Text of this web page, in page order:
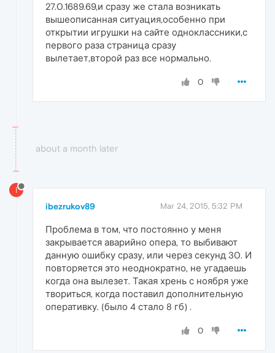
27.0.1689.69,и сразу же стала возникать
вышеописанная ситуация,особенно при
открытии игрушки на сайте одноклассники,с
первого раза страница сразу
вылетает,второй раз все нормально.
0
about a month later
I
ibezrukov89 Mar 24, 2015, 5:32 PM
Проблема в том, что постоянно у меня
закрывается аварийно опера, то выбивают
данную ошибку сразу, или через секунд 30. И
повторяется это неоднократно, не угадаешь
когда она вылезет. Такая хрень с ноября уже
твориться, когда поставил дополнительную
оперативку. (было 4 стало 8 гб) .
0